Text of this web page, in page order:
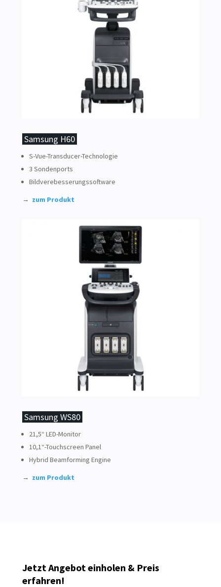
Samsung H60
S-Vue-Transducer-Technologie
3 Sondenports
Bildverebesserungssoftware
→ zum Produkt
Samsung WS80
21,5“ LED-Monitor
10,1“-Touchscreen Panel
Hybrid Beamforming Engine
→ zum Produkt
Jetzt Angebot einholen & Preis
erfahren!